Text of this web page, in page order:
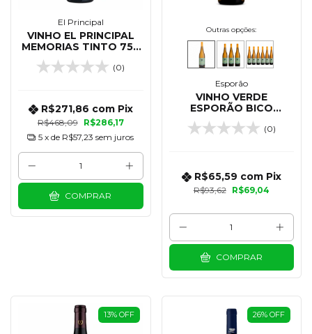
El Principal
VINHO EL PRINCIPAL
MEMORIAS TINTO 750
ML - 2022
(0)
R$468,09 R$286,17
R$271,86 com Pix
5 x de R$57,23 sem juros
COMPRAR
Outras opções:
Esporão
VINHO VERDE
ESPORÃO BICO
AMARELO BRANCO
750 ML
(0)
R$93,62 R$69,04
R$65,59 com Pix
COMPRAR
13% OFF 26% OFF